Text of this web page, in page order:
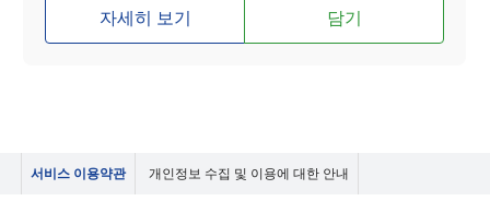
자세히 보기 담기
서비스 이용약관 개인정보 수집 및 이용에 대한 안내